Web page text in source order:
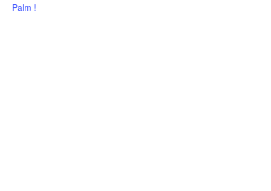
Palm !